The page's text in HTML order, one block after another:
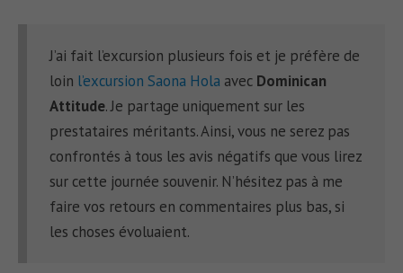
J’ai fait l’excursion plusieurs fois et je préfère de
loin l’excursion Saona Hola avec Dominican
Attitude. Je partage uniquement sur les
prestataires méritants. Ainsi, vous ne serez pas
confrontés à tous les avis négatifs que vous lirez
sur cette journée souvenir. N’hésitez pas à me
faire vos retours en commentaires plus bas, si
les choses évoluaient.